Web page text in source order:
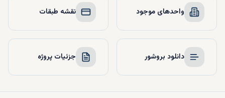
واحدهای موجود نقشه طبقات
دانلود بروشور جزئیات پروژه